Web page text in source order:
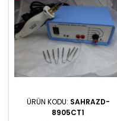
ÜRÜN KODU: SAHRAZD-
8905CT1